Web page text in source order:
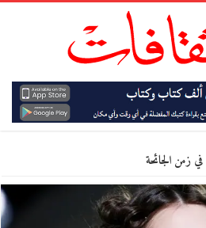
في زمن الجائحة